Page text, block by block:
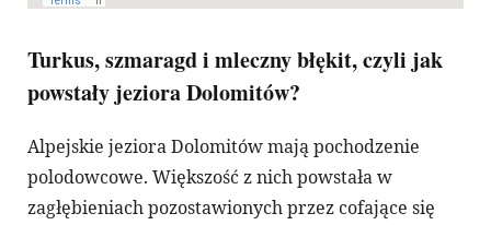
Turkus, szmaragd i mleczny błękit, czyli jak
powstały jeziora Dolomitów?
Alpejskie jeziora Dolomitów mają pochodzenie
polodowcowe. Większość z nich powstała w
zagłębieniach pozostawionych przez cofające się